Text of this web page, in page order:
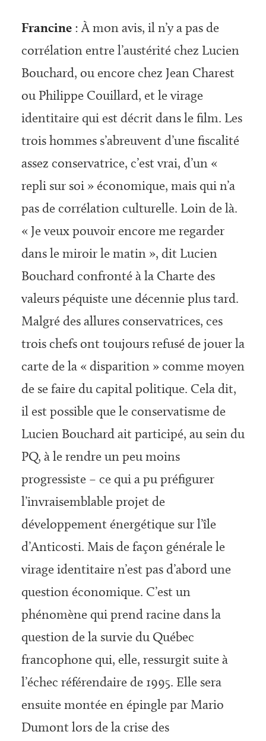
Francine : À mon avis, il n’y a pas de
corrélation entre l’austérité chez Lucien
Bouchard, ou encore chez Jean Charest
ou Philippe Couillard, et le virage
identitaire qui est décrit dans le film. Les
trois hommes s’abreuvent d’une fiscalité
assez conservatrice, c’est vrai, d’un «
repli sur soi » économique, mais qui n’a
pas de corrélation culturelle. Loin de là.
« Je veux pouvoir encore me regarder
dans le miroir le matin », dit Lucien
Bouchard confronté à la Charte des
valeurs péquiste une décennie plus tard.
Malgré des allures conservatrices, ces
trois chefs ont toujours refusé de jouer la
carte de la « disparition » comme moyen
de se faire du capital politique. Cela dit,
il est possible que le conservatisme de
Lucien Bouchard ait participé, au sein du
PQ, à le rendre un peu moins
progressiste – ce qui a pu préfigurer
l’invraisemblable projet de
développement énergétique sur l’île
d’Anticosti. Mais de façon générale le
virage identitaire n’est pas d’abord une
question économique. C’est un
phénomène qui prend racine dans la
question de la survie du Québec
francophone qui, elle, ressurgit suite à
l’échec référendaire de 1995. Elle sera
ensuite montée en épingle par Mario
Dumont lors de la crise des